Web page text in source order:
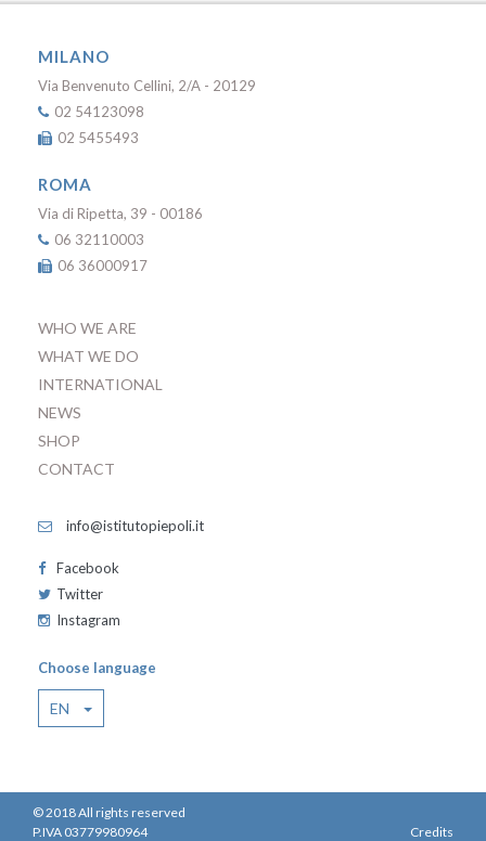
MILANO
Via Benvenuto Cellini, 2/A - 20129
02 54123098
02 5455493
ROMA
Via di Ripetta, 39 - 00186
06 32110003
06 36000917
WHO WE ARE
WHAT WE DO
INTERNATIONAL
NEWS
SHOP
CONTACT
info@istitutopiepoli.it
Facebook
Twitter
Instagram
Choose language
EN
© 2018 All rights reserved
P.IVA 03779980964
Credits